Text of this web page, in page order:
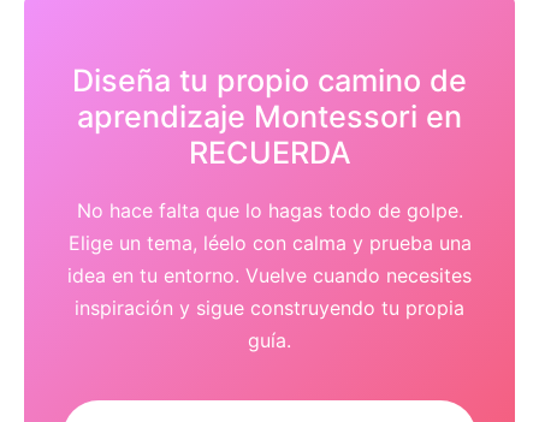
Diseña tu propio camino de
aprendizaje Montessori en
RECUERDA
No hace falta que lo hagas todo de golpe.
Elige un tema, léelo con calma y prueba una
idea en tu entorno. Vuelve cuando necesites
inspiración y sigue construyendo tu propia
guía.